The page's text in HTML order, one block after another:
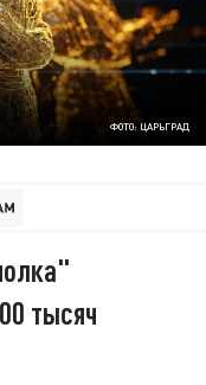
ФОТО: ЦАРЬГРАД
тысяч